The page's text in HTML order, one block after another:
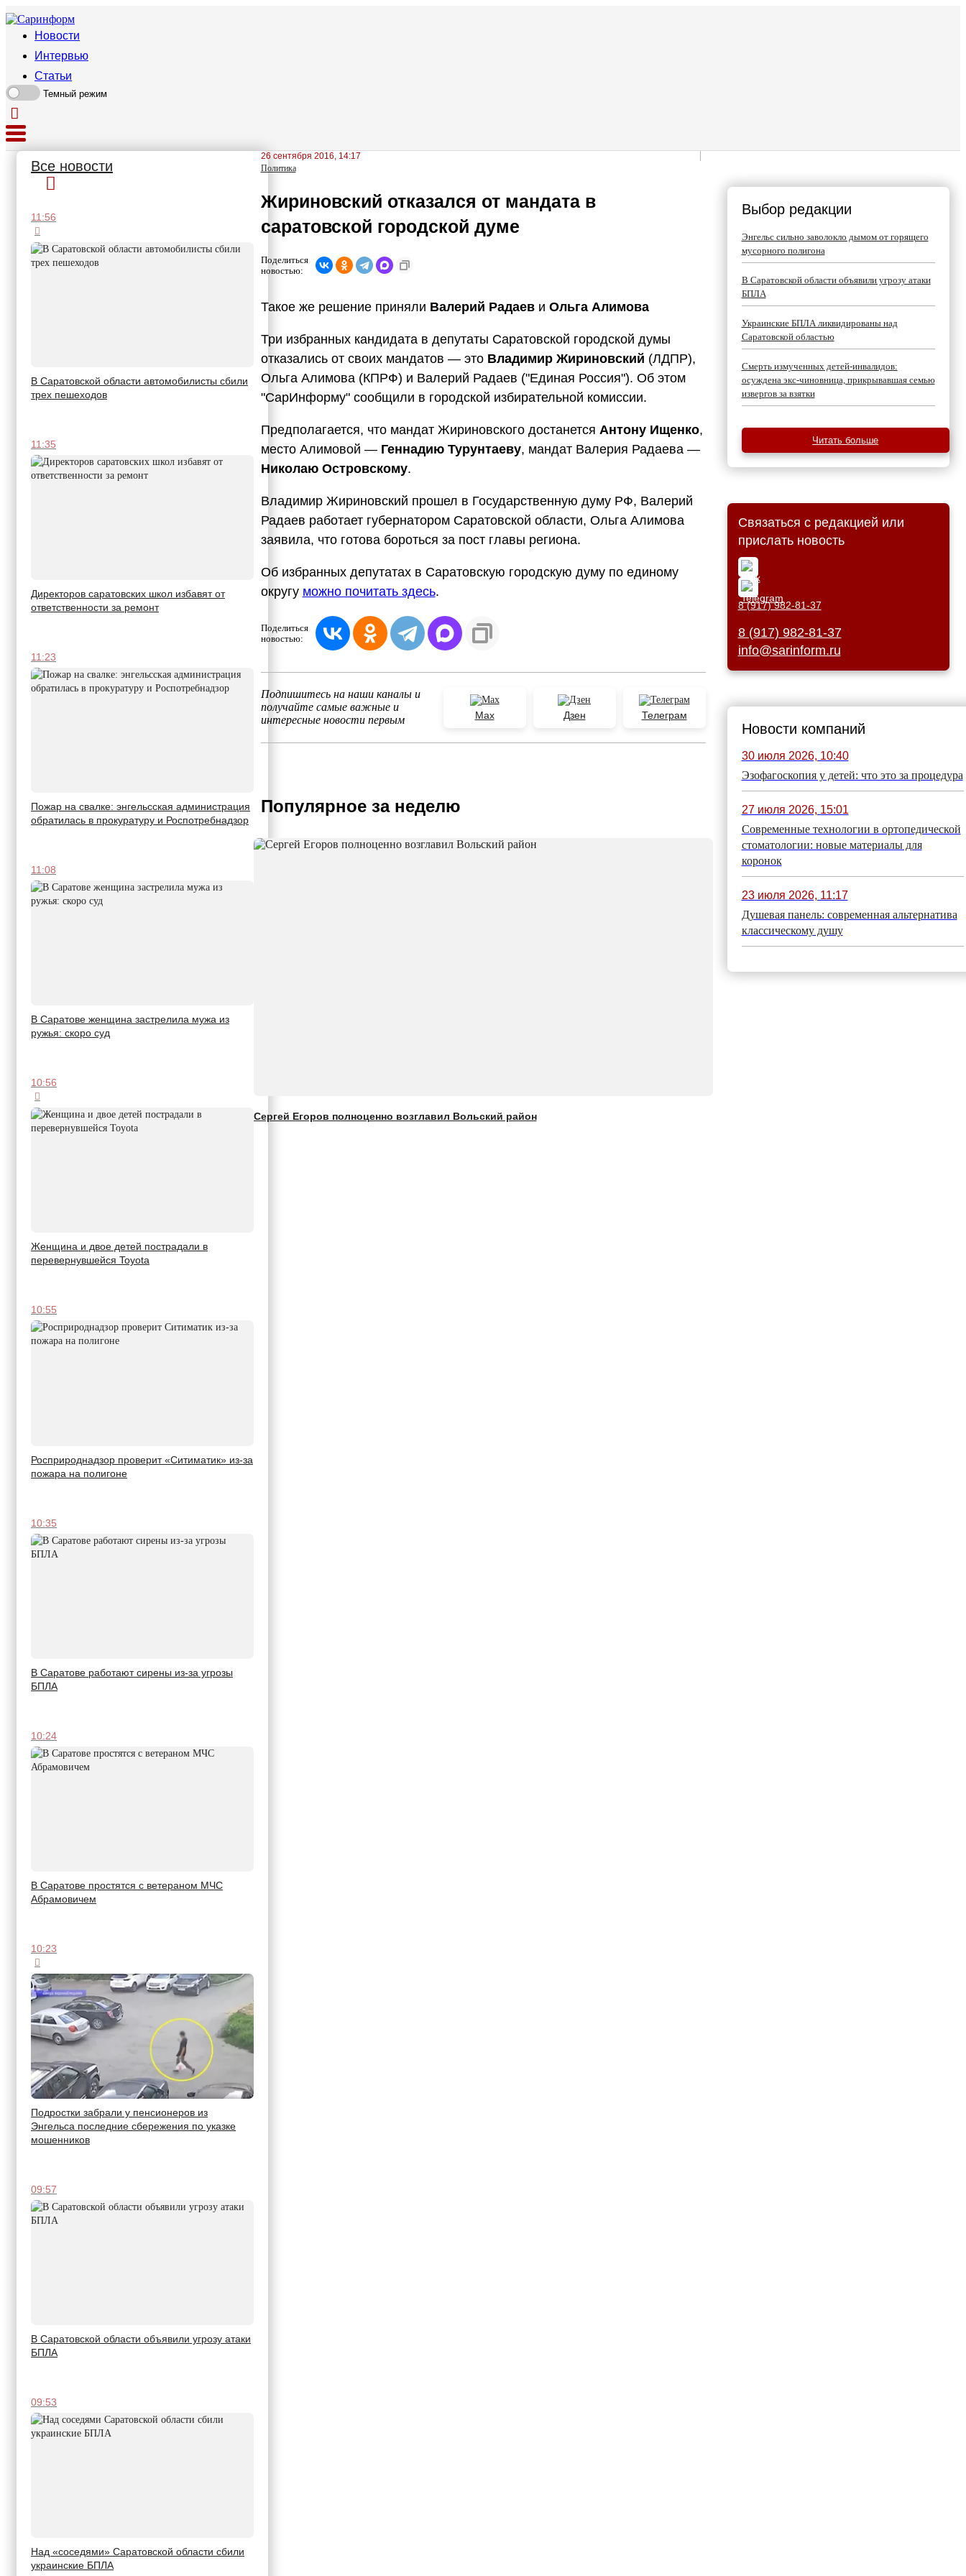
Новости
Интервью
Статьи
Темный режим
Все новости
11:56
В Саратовской области автомобилисты сбили
трех пешеходов
11:35
Директоров саратовских школ избавят от
ответственности за ремонт
11:23
Пожар на свалке: энгельсская администрация
обратилась в прокуратуру и Роспотребнадзор
11:08
В Саратове женщина застрелила мужа из
ружья: скоро суд
10:56
Женщина и двое детей пострадали в
перевернувшейся Toyota
10:55
Росприроднадзор проверит «Ситиматик» из-за
пожара на полигоне
10:35
В Саратове работают сирены из-за угрозы
БПЛА
10:24
В Саратове простятся с ветераном МЧС
Абрамовичем
10:23
Подростки забрали у пенсионеров из
Энгельса последние сбережения по указке
мошенников
09:57
В Саратовской области объявили угрозу атаки
БПЛА
09:53
Над «соседями» Саратовской области сбили
украинские БПЛА
26 сентября 2016, 14:17
Политика
Жириновский отказался от мандата в
саратовской городской думе
Поделиться
новостью:
Такое же решение приняли Валерий Радаеви Ольга Алимова
Три избранных кандидата в депутаты Саратовской городской думы
отказались от своих мандатов — это Владимир Жириновский (ЛДПР),
Ольга Алимова (КПРФ) и Валерий Радаев ("Единая Россия"). Об этом
"СарИнформу" сообщили в городской избирательной комиссии.
Предполагается, что мандат Жириновского достанется Антону Ищенко,
место Алимовой — Геннадию Турунтаеву, мандат Валерия Радаева —
Николаю Островскому.
Владимир Жириновский прошел в Государственную думу РФ, Валерий
Радаев работает губернатором Саратовской области, Ольга Алимова
заявила, что готова бороться за пост главы региона.
Об избранных депутатах в Саратовскую городскую думу по единому
округу можно почитать здесь.
Поделиться
новостью:
Подпишитесь на наши каналы и
получайте самые важные и
интересные новости первым
Max Дзен Телеграм
Популярное за неделю
Сергей Егоров полноценно возглавил Вольский район
Выбор редакции
Энгельс сильно заволокло дымом от горящего
мусорного полигона
В Саратовской области объявили угрозу атаки
БПЛА
Украинские БПЛА ликвидированы над
Саратовской областью
Смерть измученных детей-инвалидов:
осуждена экс-чиновница, прикрывавшая семью
извергов за взятки
Читать больше
Связаться с редакцией или
прислать новость
8 (917) 982-81-37
8 (917) 982-81-37
info@sarinform.ru
Новости компаний
30 июля 2026, 10:40
Эзофагоскопия у детей: что это за процедура
27 июля 2026, 15:01
Современные технологии в ортопедической
стоматологии: новые материалы для
коронок
23 июля 2026, 11:17
Душевая панель: современная альтернатива
классическому душу